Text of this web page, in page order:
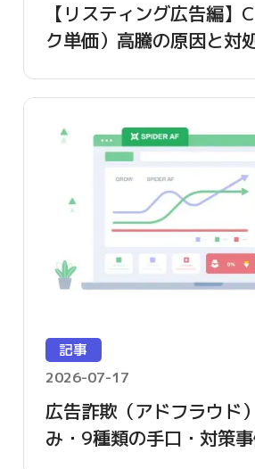
【リスティング広告編】
ク単価）高騰の原因と対
記事
2026-07-17
広告詐欺（アドフラウド
み・9種類の手口・対策